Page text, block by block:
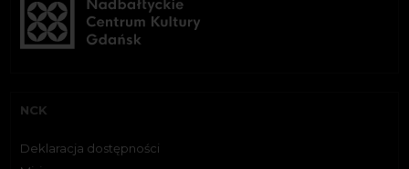
NCK
Deklaracja dostępności